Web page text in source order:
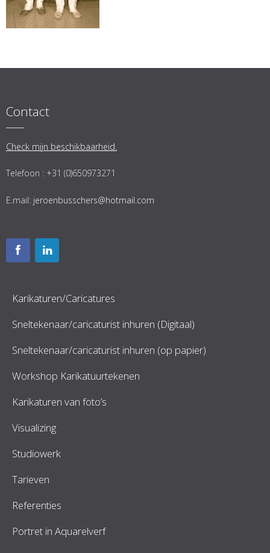
Contact
Check mijn beschikbaarheid.
Telefoon : +31 (0)650973271
E.mail: jeroenbusschers@hotmail.com
Karikaturen/Caricatures
Sneltekenaar/caricaturist inhuren (Digitaal)
Sneltekenaar/caricaturist inhuren (op papier)
Workshop Karikatuurtekenen
Karikaturen van foto’s
Visualizing
Studiowerk
Tarieven
Referenties
Portret in Aquarelverf